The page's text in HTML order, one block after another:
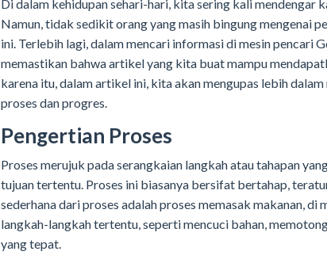
Di dalam kehidupan sehari-hari, kita sering kali mendengar
Namun, tidak sedikit orang yang masih bingung mengenai
ini. Terlebih lagi, dalam mencari informasi di mesin pencari
memastikan bahwa artikel yang kita buat mampu
karena itu, dalam artikel ini, kita akan mengupas lebih
proses dan progres.
Pengertian Proses
Proses merujuk pada serangkaian langkah atau tahapan
tujuan tertentu. Proses ini biasanya bersifat bertahap,
sederhana dari proses adalah proses memasak makanan, di
langkah-langkah tertentu, seperti mencuci bahan,
yang tepat.